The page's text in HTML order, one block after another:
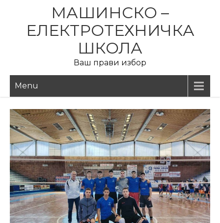
content
МАШИНСКО –
ЕЛЕКТРОТЕХНИЧКА
ШКОЛА
Ваш прави избор
Menu